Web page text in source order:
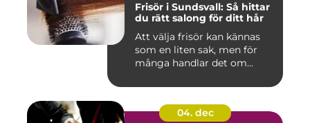
Frisör i Sundsvall: Så hittar
du rätt salong för ditt hår
Att välja frisör kan kännas
som en liten sak, men för
många handlar det om...
04. dec